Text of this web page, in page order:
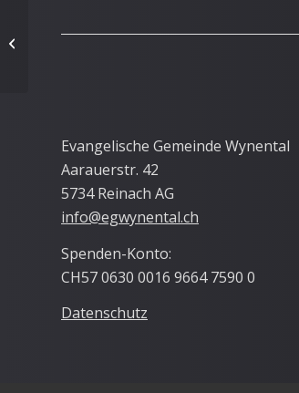
Evangelische Gemeinde Wynental
Aarauerstr. 42
5734 Reinach AG
info@egwynental.ch
Spenden-Konto:
CH57 0630 0016 9664 7590 0
Datenschutz